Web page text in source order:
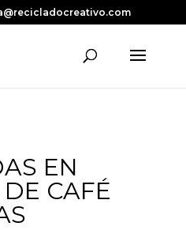
EN
CAFÉ